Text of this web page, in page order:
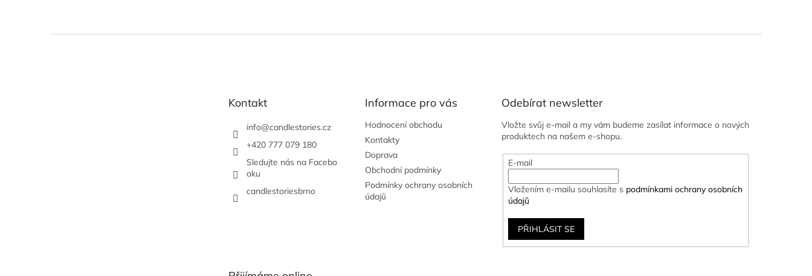
Kontakt
info@candlestories.cz
+420 777 079 180
Sledujte nás na Facebo
oku
candlestoriesbrno
Informace pro vás
Hodnocení obchodu
Kontakty
Doprava
Obchodní podmínky
Podmínky ochrany osobních
údajů
Odebírat newsletter
Vložte svůj e-mail a my vám budeme zasílat informace o nových
produktech na našem e-shopu.
E-mail
Vložením e-mailu souhlasíte s podmínkami ochrany osobních
údajů
PŘIHLÁSIT SE